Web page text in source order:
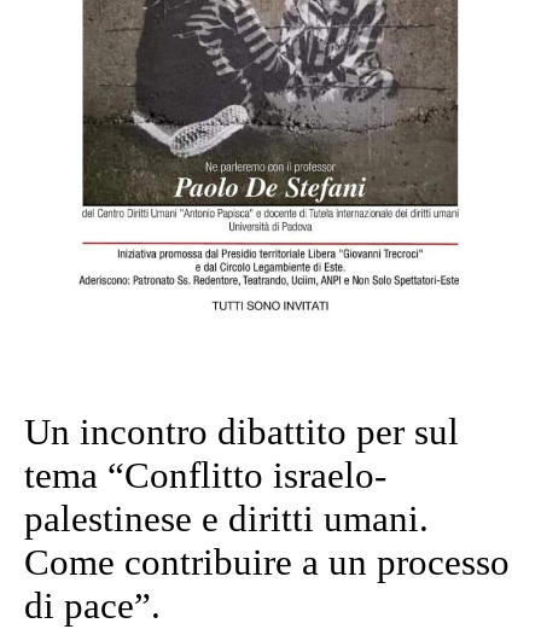
Un incontro dibattito per sul
tema “Conflitto israelo-
palestinese e diritti umani.
Come contribuire a un processo
di pace”.